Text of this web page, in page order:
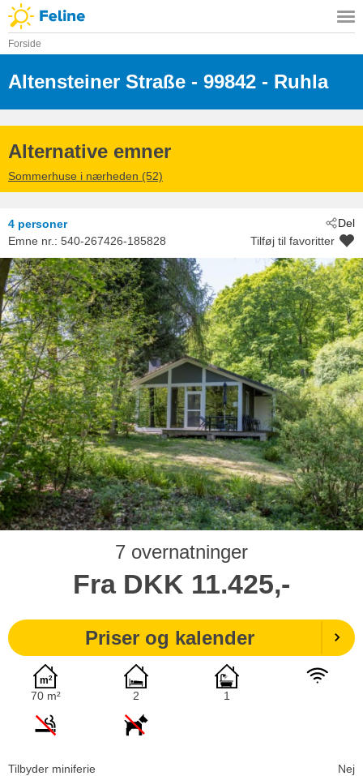
Forside
Altensteiner Straße - 99842 - Ruhla
Alternative emner
Sommerhuse i nærheden (52)
Del
4 personer
Emne nr.: 540-267426-185828 Tilføj til favoritter
7 overnatninger
Fra DKK 11.425,-
Priser og kalender
70 m² 2 1
Tilbyder miniferie
Nej